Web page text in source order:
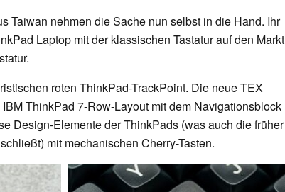
Taiwan nehmen die Sache nun selbst in die Hand. Ihr
Laptop mit der klassischen Tastatur auf den Markt
roten ThinkPad-TrackPoint. Die neue TEX
ThinkPad 7-Row-Layout mit dem Navigationsblock
Design-Elemente der ThinkPads (was auch die früher
mit mechanischen Cherry-Tasten.